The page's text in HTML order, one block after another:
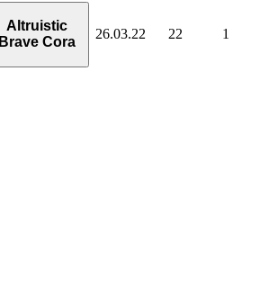
Altruistic
Brave Cora
26.03.22 22 1